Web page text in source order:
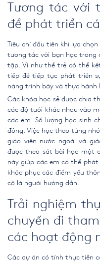
Tương tác với
để phát triển
Tiêu chí đầu tiên khi lựa
tương tác với bạn học trong
tập. Vì như thể trẻ có thể
tiếp để tiếp tục phát triển
năng trình bày và thực hành
Các khóa học sẽ được chia
các độ tuổi khác nhau vào
các em. Số lượng học sinh
đông. Việc học theo từng
giáo viên nước ngoài và
được theo sát bài học một
này giúp các em có thể
khắc phục các điểm yếu
cô là người hướng dẫn.
Trải nghiệm
chuyến đi
các hoạt động
Các dự án có tính thực tiễn